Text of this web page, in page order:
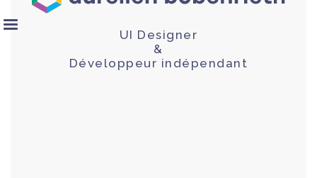
UI Designer
&
Développeur indépendant